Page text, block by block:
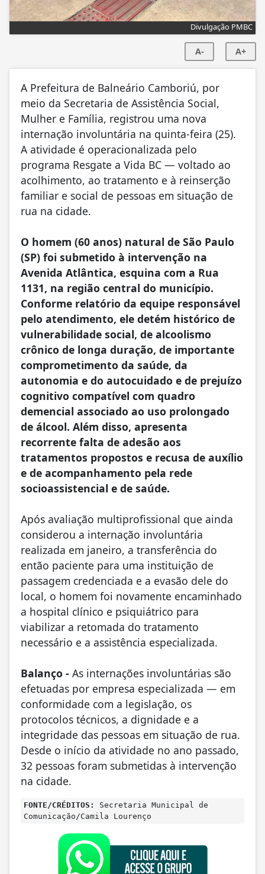
Divulgação PMBC
A- A+
A Prefeitura de Balneário Camboriú, por
meio da Secretaria de Assistência Social,
Mulher e Família, registrou uma nova
internação involuntária na quinta-feira (25).
A atividade é operacionalizada pelo
programa Resgate a Vida BC — voltado ao
acolhimento, ao tratamento e à reinserção
familiar e social de pessoas em situação de
rua na cidade.
O homem (60 anos) natural de São Paulo
(SP) foi submetido à intervenção na
Avenida Atlântica, esquina com a Rua
1131, na região central do município.
Conforme relatório da equipe responsável
pelo atendimento, ele detém histórico de
vulnerabilidade social, de alcoolismo
crônico de longa duração, de importante
comprometimento da saúde, da
autonomia e do autocuidado e de prejuízo
cognitivo compatível com quadro
demencial associado ao uso prolongado
de álcool. Além disso, apresenta
recorrente falta de adesão aos
tratamentos propostos e recusa de auxílio
e de acompanhamento pela rede
socioassistencial e de saúde.
Após avaliação multiprofissional que ainda
considerou a internação involuntária
realizada em janeiro, a transferência do
então paciente para uma instituição de
passagem credenciada e a evasão dele do
local, o homem foi novamente encaminhado
a hospital clínico e psiquiátrico para
viabilizar a retomada do tratamento
necessário e a assistência especializada.
Balanço - As internações involuntárias são
efetuadas por empresa especializada — em
conformidade com a legislação, os
protocolos técnicos, a dignidade e a
integridade das pessoas em situação de rua.
Desde o início da atividade no ano passado,
32 pessoas foram submetidas à intervenção
na cidade.
FONTE/CRÉDITOS:
Secretaria Municipal de
Comunicação/Camila Lourenço